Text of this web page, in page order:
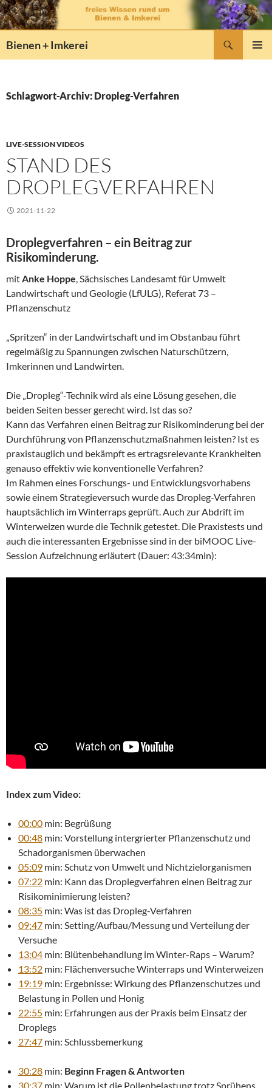
Zum
Inhalt
Bienen + Imkerei
Schlagwort-Archiv: Dropleg-Verfahren
LIVE-SESSION VIDEOS
STAND DES
DROPLEGVERFAHREN
2021-11-22
Droplegverfahren – ein Beitrag zur
Risikominderung.
mit Anke Hoppe , Sächsisches Landesamt für Umwelt
Landwirtschaft und Geologie (LfULG), Referat 73 –
Pflanzenschutz
„Spritzen“ in der Landwirtschaft und im Obstanbau führt
regelmäßig zu Spannungen zwischen Naturschützern,
Imkerinnen und Landwirten.
Die „Dropleg“-Technik wird als eine Lösung gesehen, die
beiden Seiten besser gerecht wird. Ist das so?
Kann das Verfahren einen Beitrag zur Risikominderung bei der
Durchführung von Pflanzenschutzmaßnahmen leisten? Ist es
praxistauglich und bekämpft es ertragsrelevante Krankheiten
genauso effektiv wie konventionelle Verfahren?
Im Rahmen eines Forschungs- und Entwicklungsvorhabens
sowie einem Strategieversuch wurde das Dropleg-Verfahren
hauptsächlich im Winterraps geprüft. Auch zur Abdrift im
Winterweizen wurde die Technik getestet. Die Praxistests und
auch die interessanten Ergebnisse sind in der biMOOC Live-
Session Aufzeichnung erläutert (Dauer: 43:34min):
Index zum Video:
00:00 min: Begrüßung
00:48 min: Vorstellung intergrierter Pflanzenschutz und
Schadorganismen überwachen
05:09 min: Schutz von Umwelt und Nichtzielorganismen
07:22 min: Kann das Droplegverfahren einen Beitrag zur
Risikominimierung leisten?
08:35 min: Was ist das Dropleg-Verfahren
09:47 min: Setting/Aufbau/Messung und Verteilung der
Versuche
13:04 min: Blütenbehandlung im Winter-Raps – Warum?
13:52 min: Flächenversuche Winterraps und Winterweizen
19:19 min: Ergebnisse: Wirkung des Pflanzenschutzes und
Belastung in Pollen und Honig
22:55 min: Erfahrungen aus der Praxis beim Einsatz der
Droplegs
27:47 min: Schlussbemerkung
30:28 min: Beginn Fragen & Antworten
30:37 min: Warum ist die Pollenbelastung trotz Sprühens